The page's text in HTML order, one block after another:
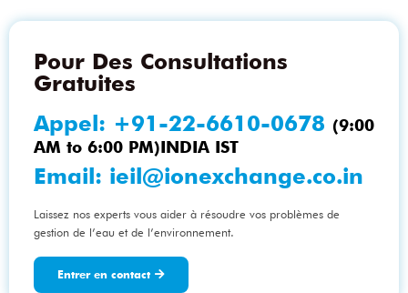
Pour Des Consultations
Gratuites
Appel: +91-22-6610-0678 (9:00
AM to 6:00 PM)INDIA IST
Email: ieil@ionexchange.co.in
Laissez nos experts vous aider à résoudre vos problèmes de
gestion de l’eau et de l’environnement.
Entrer en contact